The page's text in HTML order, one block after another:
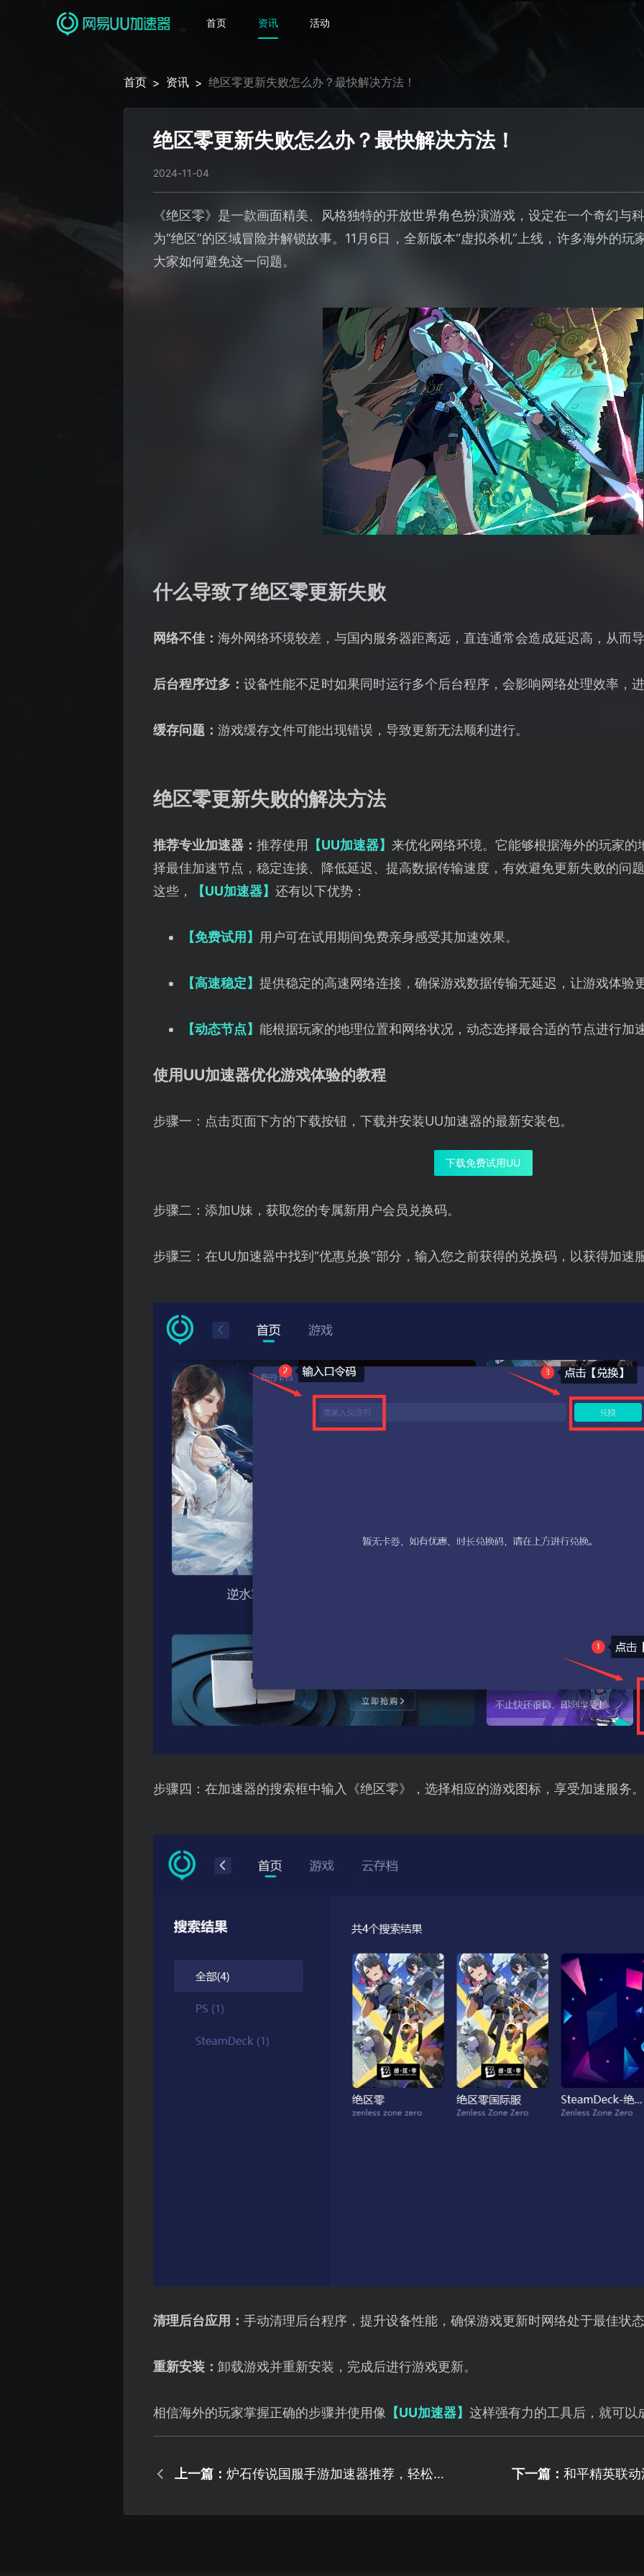
首页 资讯 活动
首页 > 资讯 > 绝区零更新失败怎么办？最快解决方法！
绝区零更新失败怎么办？最快解决方法！
2024-11-04
《绝区零》是一款画面精美、风格独特的开放世界角色扮演游戏，设定在一个奇幻与
为“绝区”的区域冒险并解锁故事。11月6日，全新版本“虚拟杀机”上线，许多海外的
大家如何避免这一问题。
什么导致了绝区零更新失败
网络不佳： 海外网络环境较差，与国内服务器距离远，直连通常会造成延迟高，从而
后台程序过多： 设备性能不足时如果同时运行多个后台程序，会影响网络处理效率，
缓存问题： 游戏缓存文件可能出现错误，导致更新无法顺利进行。
绝区零更新失败的解决方法
推荐专业加速器： 推荐使用 【UU加速器】 来优化网络环境。它能够根据海外的玩家
择最佳加速节点，稳定连接、降低延迟、提高数据传输速度，有效避免更新失败的问
这些，
【UU加速器】 还有以下优势：
【免费试用】 用户可在试用期间免费亲身感受其加速效果。
【高速稳定】 提供稳定的高速网络连接，确保游戏数据传输无延迟，让游戏体验
【动态节点】 能根据玩家的地理位置和网络状况，动态选择最合适的节点进行加
使用UU加速器优化游戏体验的教程
步骤一：点击页面下方的下载按钮，下载并安装UU加速器的最新安装包。
下载免费试用UU
步骤二：添加U妹，获取您的专属新用户会员兑换码。
步骤三：在UU加速器中找到“优惠兑换”部分，输入您之前获得的兑换码，以获得加速
步骤四：在加速器的搜索框中输入《绝区零》，选择相应的游戏图标，享受加速服务。
清理后台应用： 手动清理后台程序，提升设备性能，确保游戏更新时网络处于最佳状
重新安装： 卸载游戏并重新安装，完成后进行游戏更新。
相信海外的玩家掌握正确的步骤并使用像 【UU加速器】 这样强有力的工具后，就可
上一篇： 炉石传说国服手游加速器推荐，轻松解
下一篇： 和平精英联